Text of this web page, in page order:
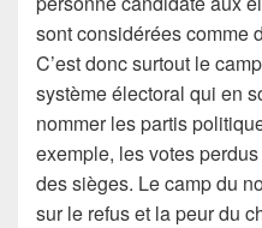
sont considérées comme
C’est donc surtout le
système électoral qui en
nommer les partis
exemple, les votes
des sièges. Le camp du
sur le refus et la peur du